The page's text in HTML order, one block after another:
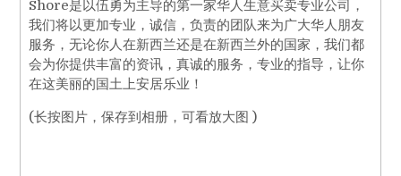
Shore是以伍勇为主导的第一家华人生意买卖专业公司，
我们将以更加专业，诚信，负责的团队来为广大华人朋友
服务，无论你人在新西兰还是在新西兰外的国家，我们都
会为你提供丰富的资讯，真诚的服务，专业的指导，让你
在这美丽的国土上安居乐业！
(长按图片，保存到相册，可看放大图 )